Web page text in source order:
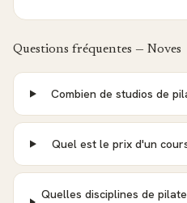
Questions fréquentes — Noves
Combien de studios de
Quel est le prix d'un
Quelles disciplines de